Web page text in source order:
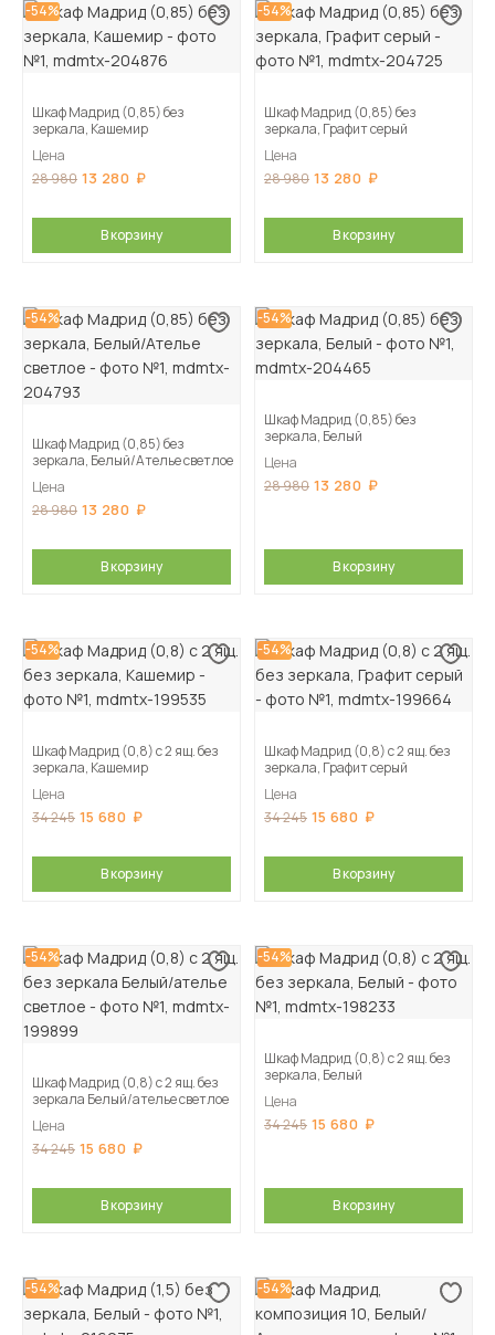
-54%
Шкаф Мадрид (0,85) без
зеркала, Кашемир
Цена
28 980 13 280
В корзину
-54%
Шкаф Мадрид (0,85) без
зеркала, Графит серый
Цена
28 980 13 280
В корзину
-54%
Шкаф Мадрид (0,85) без
зеркала, Белый/Ателье светлое
Цена
28 980 13 280
В корзину
-54%
Шкаф Мадрид (0,85) без
зеркала, Белый
Цена
28 980 13 280
В корзину
-54%
Шкаф Мадрид (0,8) с 2 ящ. без
зеркала, Кашемир
Цена
34 245 15 680
В корзину
-54%
Шкаф Мадрид (0,8) с 2 ящ. без
зеркала, Графит серый
Цена
34 245 15 680
В корзину
-54%
Шкаф Мадрид (0,8) с 2 ящ. без
зеркала Белый/ателье светлое
Цена
34 245 15 680
В корзину
-54%
Шкаф Мадрид (0,8) с 2 ящ. без
зеркала, Белый
Цена
34 245 15 680
В корзину
-54% -54%